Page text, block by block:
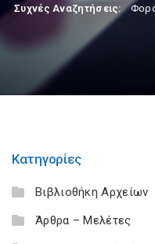
Συχνές Αναζητήσεις:
Κατηγορίες
Βιβλιοθήκη Αρχείων
Άρθρα – Μελέτες